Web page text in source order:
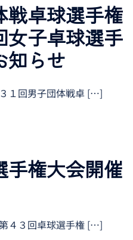
戦卓球選手権
子卓球選手
知らせ
１回男子団体戦卓 […]
手権大会開催
４３回卓球選手権 […]